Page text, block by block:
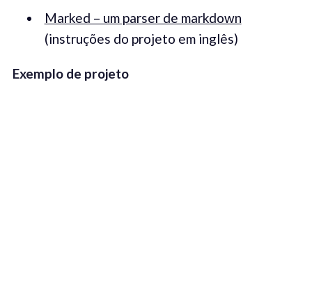
Marked – um parser de markdown
(instruções do projeto em inglês)
Exemplo de projeto